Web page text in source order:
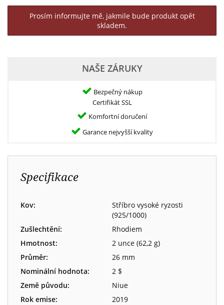
Prosím informujte mě, jakmile bude produkt opět
skladem.
NAŠE ZÁRUKY
Bezpečný nákup
Certifikát SSL
Komfortní doručení
Garance nejvyšší kvality
Specifikace
Kov:
Stříbro vysoké ryzosti
(925/1000)
Zušlechtění:
Rhodiem
Hmotnost:
2 unce (62,2 g)
Průměr:
26 mm
Nominální hodnota:
2 $
Země původu:
Niue
Rok emise:
2019